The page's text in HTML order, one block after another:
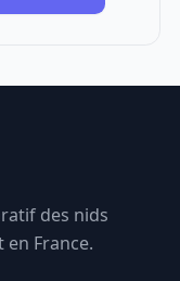
des nids
France.